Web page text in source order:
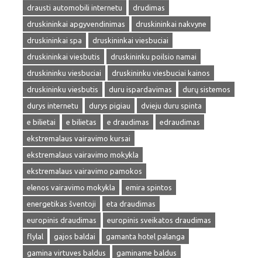
drausti automobili internetu
drudimas
druskininkai apgyvendinimas
druskininkai nakvyne
druskininkai spa
druskininkai viesbuciai
druskininkai viesbutis
druskininku poilsio namai
druskininku viesbuciai
druskininku viesbuciai kainos
druskininku viesbutis
duru ispardavimas
durų sistemos
durys internetu
durys pigiau
dvieju duru spinta
e bilietai
e bilietas e draudimas
edraudimas
ekstremalaus vairavimo kursai
ekstremalaus vairavimo mokykla
ekstremalaus vairavimo pamokos
elenos vairavimo mokykla
emira spintos
energetikas šventoji
eta draudimas
europinis draudimas
europinis sveikatos draudimas
flylal
gajos baldai
gamanta hotel palanga
gamina virtuves baldus
gaminame baldus